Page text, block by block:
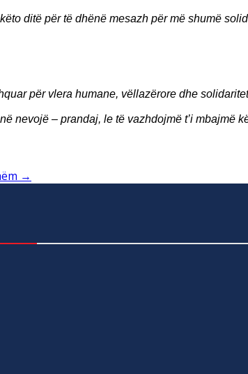
ditë për të dhënë mesazh për më shumë
për vlera humane, vëllazërore dhe
nevojë – prandaj, le të vazhdojmë t’i mbajmë
→